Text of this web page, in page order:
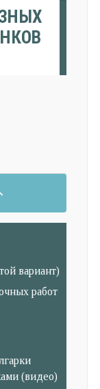
вариант)
работ
(видео)